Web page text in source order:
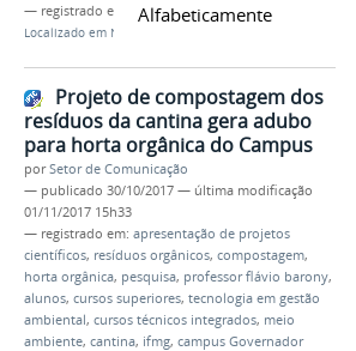
Alfabeticamente
— registrado em:
cantina,funcionamento
Localizado em Notícias
Projeto de compostagem dos
resíduos da cantina gera adubo
para horta orgânica do Campus
porSetor de Comunicação
— publicado 30/10/2017 — última modificação
01/11/2017 15h33
— registrado em: apresentação de projetos
científicos, resíduos orgânicos, compostagem,
horta orgânica, pesquisa, professor flávio barony,
alunos, cursos superiores, tecnologia em gestão
ambiental, cursos técnicos integrados, meio
ambiente, cantina, ifmg, campus Governador